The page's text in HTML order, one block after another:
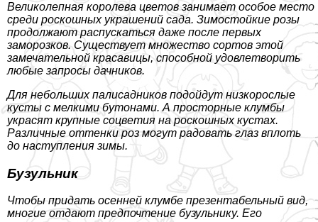
Великолепная королева цветов занимает особое место
среди роскошных украшений сада. Зимостойкие розы
продолжают распускаться даже после первых
заморозков. Существует множество сортов этой
замечательной красавицы, способной удовлетворить
любые запросы дачников.
Для небольших палисадников подойдут низкорослые
кусты с мелкими бутонами. А просторные клумбы
украсят крупные соцветия на роскошных кустах.
Различные оттенки роз могут радовать глаз вплоть
до наступления зимы.
Бузульник
Чтобы придать осенней клумбе презентабельный вид,
многие отдают предпочтение бузульнику. Его